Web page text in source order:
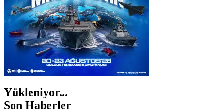
Yükleniyor...
Son Haberler